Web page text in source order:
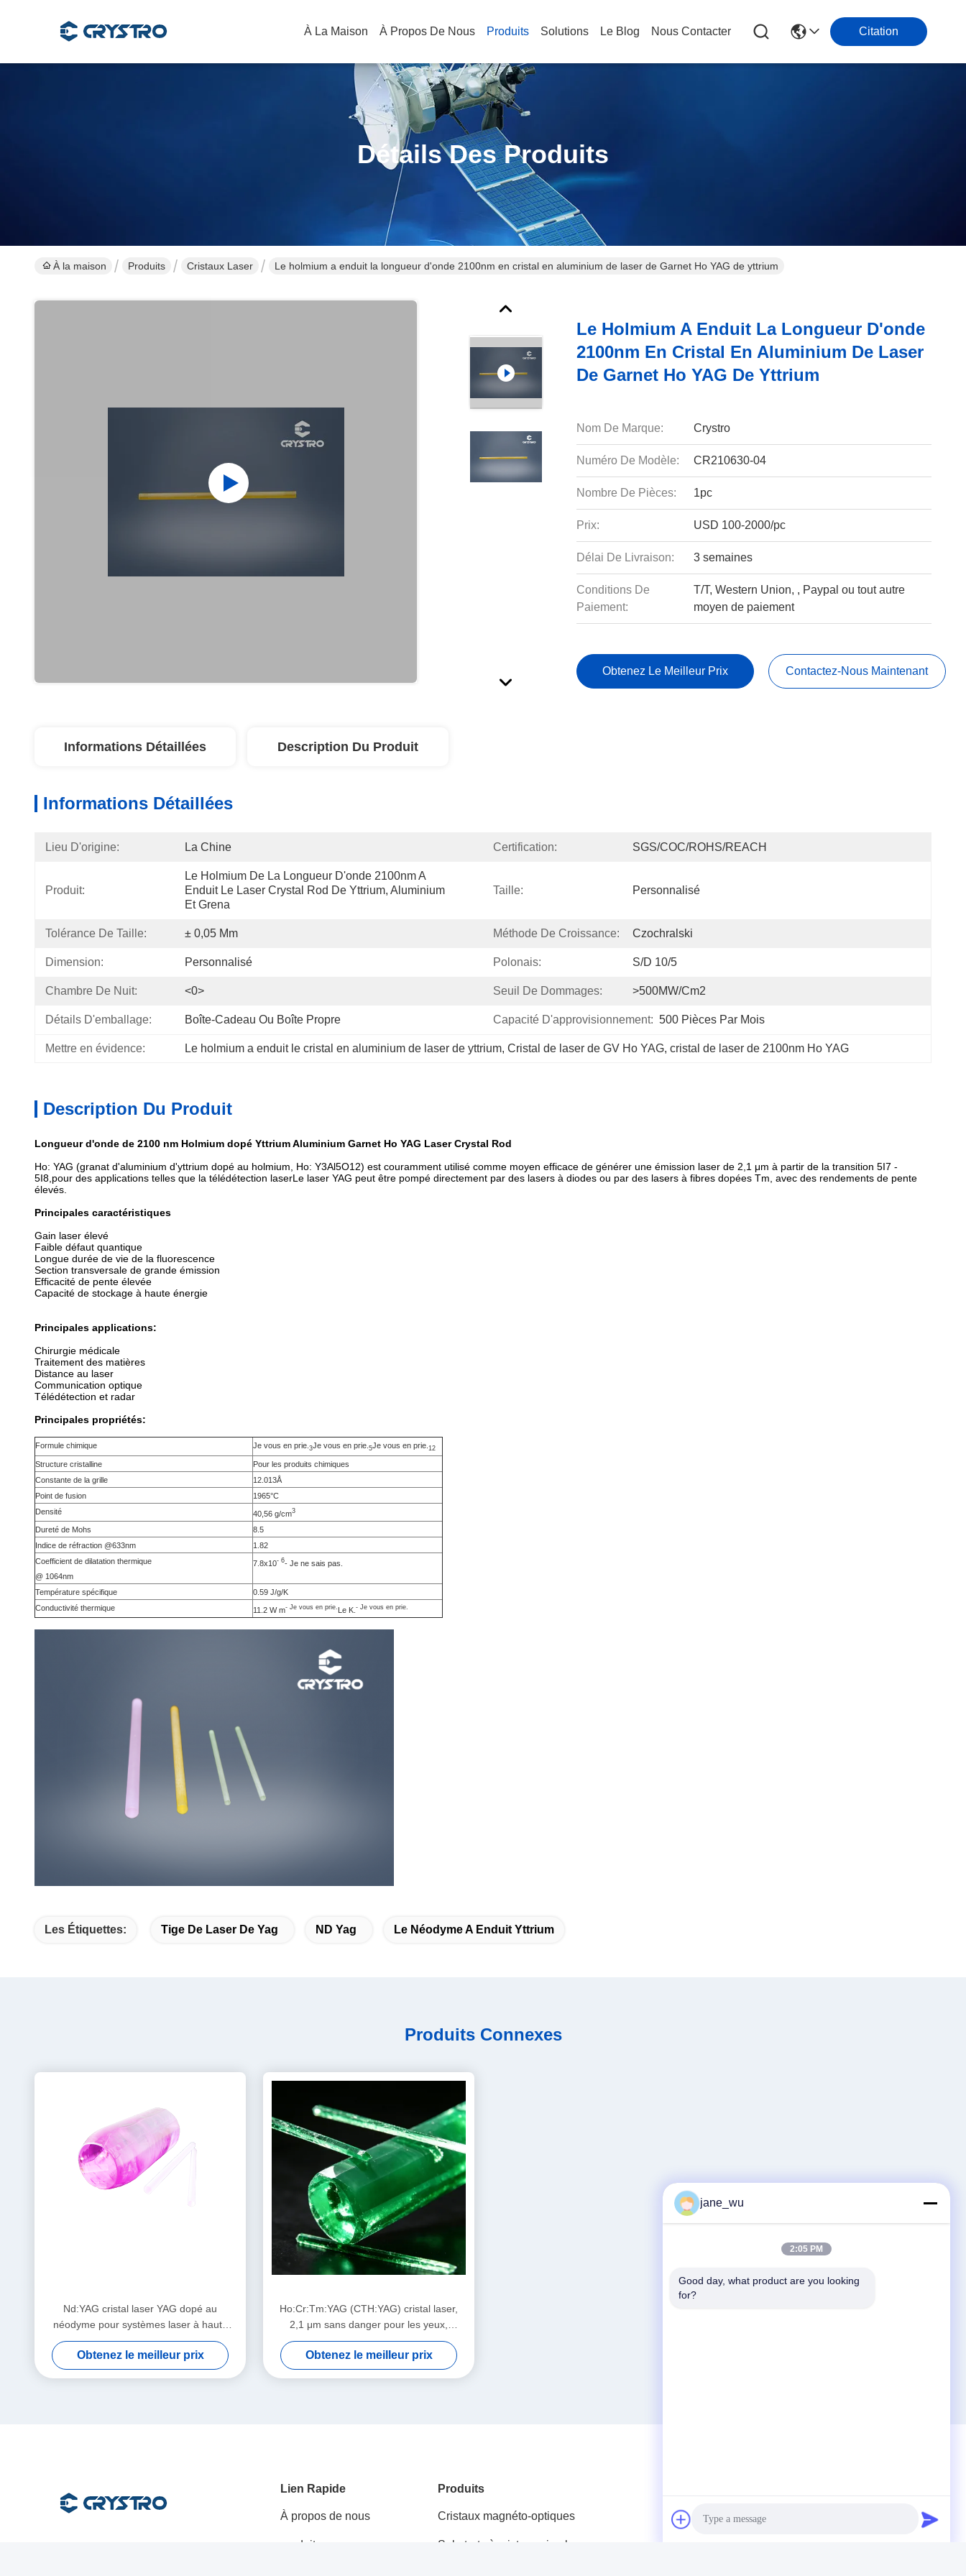
À La Maison À Propos De Nous Produits Solutions Le Blog Nous Contacter Citation
Détails Des Produits
À la maison Produits Cristaux Laser Le holmium a enduit la longueur d'onde 2100nm en cristal en aluminium de laser de Garnet Ho YAG de yttrium
Le Holmium A Enduit La Longueur D'onde
2100nm En Cristal En Aluminium De Laser
De Garnet Ho YAG De Yttrium
Nom De Marque: Crystro
Numéro De Modèle: CR210630-04
Nombre De Pièces: 1pc
Prix: USD 100-2000/pc
Délai De Livraison: 3 semaines
Conditions De
Paiement:
T/T, Western Union, , Paypal ou tout autre
moyen de paiement
Obtenez Le Meilleur Prix Contactez-Nous Maintenant
Informations Détaillées Description Du Produit
Informations Détaillées
Lieu D'origine: La Chine Certification: SGS/COC/ROHS/REACH
Produit:
Le Holmium De La Longueur D'onde 2100nm A
Enduit Le Laser Crystal Rod De Yttrium, Aluminium
Et Grena
Taille: Personnalisé
Tolérance De Taille: ± 0,05 Mm Méthode De Croissance: Czochralski
Dimension: Personnalisé Polonais: S/D 10/5
Chambre De Nuit: <0> Seuil De Dommages: >500MW/cm2
Détails D'emballage: Boîte-Cadeau Ou Boîte Propre Capacité D'approvisionnement: 500 Pièces Par Mois
Mettre en évidence: Le holmium a enduit le cristal en aluminium de laser de yttrium, Cristal de laser de GV Ho YAG, cristal de laser de 2100nm Ho YAG
Description Du Produit
Longueur d'onde de 2100 nm Holmium dopé Yttrium Aluminium Garnet Ho YAG Laser Crystal Rod
Ho: YAG (granat d'aluminium d'yttrium dopé au holmium, Ho: Y3Al5O12) est couramment utilisé comme moyen efficace de générer une émission laser de 2,1 μm à partir de la transition 5I7 -
5I8,pour des applications telles que la télédétection laserLe laser YAG peut être pompé directement par des lasers à diodes ou par des lasers à fibres dopées Tm, avec des rendements de pente
élevés.
Principales caractéristiques
Gain laser élevé
Faible défaut quantique
Longue durée de vie de la fluorescence
Section transversale de grande émission
Efficacité de pente élevée
Capacité de stockage à haute énergie
Principales applications:
Chirurgie médicale
Traitement des matières
Distance au laser
Communication optique
Télédétection et radar
Principales propriétés:
Formule chimique Je vous en prie. 3Je vous en prie. 5Je vous en prie. 12
Structure cristalline
Pour les produits chimiques
Constante de la grille
12.013Å
Point de fusion
1965°C
Densité
40,56 g/cm3
Dureté de Mohs
8.5
Indice de réfraction @633nm
1.82
Coefficient de dilatation thermique
@ 1064nm
7.8x10- 6- Je ne sais pas.
Température spécifique
0.59 J/g/K
Conductivité thermique
11.2 W m- Je vous en prie. Le K. - Je vous en prie.
Les Étiquettes: Tige De Laser De Yag ND Yag Le Néodyme A Enduit Yttrium
Produits Connexes
Nd:YAG cristal laser YAG dopé au
néodyme pour systèmes laser à haute
puissance à l'état solide
Obtenez le meilleur prix
Ho:Cr:Tm:YAG (CTH:YAG) cristal laser,
2,1 μm sans danger pour les yeux,
flash/diode pompée à haut rendement
Obtenez le meilleur prix
Lien Rapide
À propos de nous
produits
Produits
Cristaux magnéto-optiques
Substrats à cristaux simples
Télégramme
jane_wu
2:05 PM
Good day, what product are you looking
for?